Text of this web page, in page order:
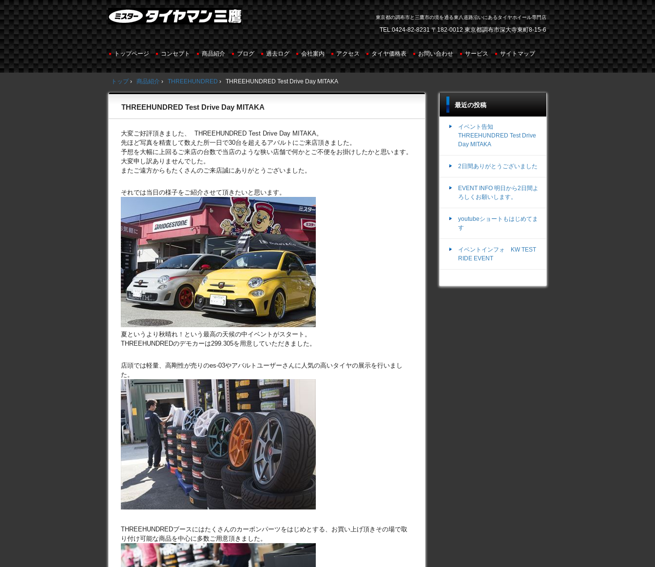
東京都の調布市と三鷹市の境を通る東八道路沿いにあるタイヤホイール専門店
TEL.0424-82-8231 〒182-0012 東京都調布市深大寺東町8-15-6
トップページ コンセプト 商品紹介 ブログ 過去ログ 会社案内 アクセス タイヤ価格表 お問い合わせ サービス サイトマップ
トップ › 商品紹介 › THREEHUNDRED › THREEHUNDRED Test Drive Day MITAKA
THREEHUNDRED Test Drive Day MITAKA
大変ご好評頂きました、 THREEHUNDRED Test Drive Day MITAKA。
先ほど写真を精査して数えた所一日で30台を超えるアバルトにご来店頂きました。
予想を大幅に上回るご来店の台数で当店のような狭い店舗で何かとご不便をお掛けしたかと思います。
大変申し訳ありませんでした。
またご遠方からもたくさんのご来店誠にありがとうございました。
それでは当日の様子をご紹介させて頂きたいと思います。
夏というより秋晴れ！という最高の天候の中イベントがスタート。
THREEHUNDREDのデモカーは299.305を用意していただきました。
店頭では軽量、高剛性が売りのes-03やアバルトユーザーさんに人気の高いタイヤの展示を行いまし
た。
THREEHUNDREDブースにはたくさんのカーボンパーツをはじめとする、お買い上げ頂きその場で取
り付け可能な商品を中心に多数ご用意頂きました。
最近の投稿
イベント告知
THREEHUNDRED Test Drive
Day MITAKA
2日間ありがとうございました
EVENT INFO 明日から2日間よ
ろしくお願いします。
youtubeショートもはじめてま
す
イベントインフォ KW TEST
RIDE EVENT